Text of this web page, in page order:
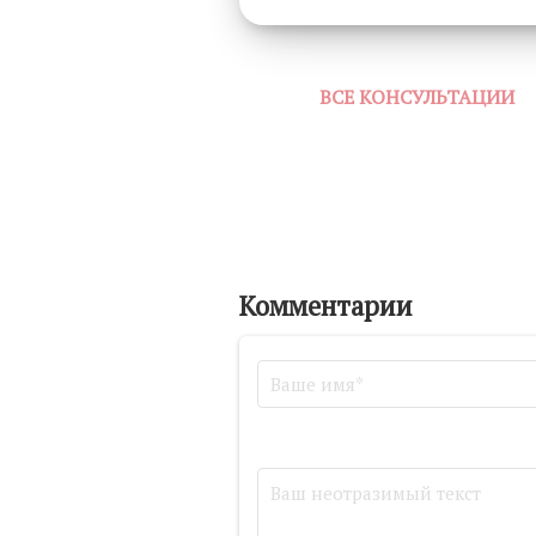
ВСЕ КОНСУЛЬТАЦИИ
Комментарии